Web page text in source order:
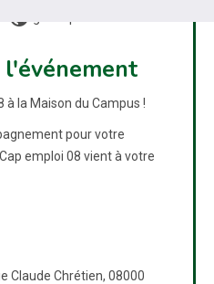
public
à la Maison du Campus !
pour votre
emploi 08 vient à votre
Claude Chrétien, 08000